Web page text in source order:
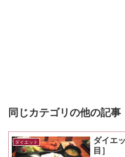
同じカテゴリの他の記事
ダイエット
ダイエ
目］